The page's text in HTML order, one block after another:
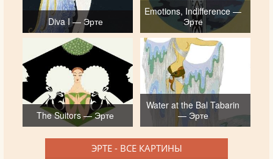
Diva I — Эрте
Emotions, Indifference —
Эрте
The Suitors — Эрте
Water at the Bal Tabarin
— Эрте
ЭРТЕ - ВСЕ КАРТИНЫ